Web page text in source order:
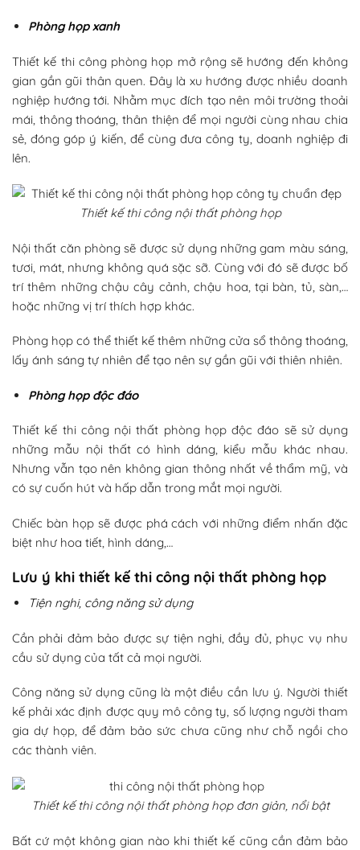
Phòng họp xanh
Thiết kế thi công phòng họp mở rộng sẽ hướng đến không
gian gần gũi thân quen. Đây là xu hướng được nhiều doanh
nghiệp hướng tới. Nhằm mục đích tạo nên môi trường thoải
mái, thông thoáng, thân thiện để mọi người cùng nhau chia
sẻ, đóng góp ý kiến, để cùng đưa công ty, doanh nghiệp đi
lên.
Thiết kế thi công nội thất phòng họp
Nội thất căn phòng sẽ được sử dụng những gam màu sáng,
tươi, mát, nhưng không quá sặc sỡ. Cùng với đó sẽ được bố
trí thêm những chậu cây cảnh, chậu hoa, tại bàn, tủ, sàn,…
hoặc những vị trí thích hợp khác.
Phòng họp có thể thiết kế thêm những cửa sổ thông thoáng,
lấy ánh sáng tự nhiên để tạo nên sự gần gũi với thiên nhiên.
Phòng họp độc đáo
Thiết kế thi công nội thất phòng họp độc đáo sẽ sử dụng
những mẫu nội thất có hình dáng, kiểu mẫu khác nhau.
Nhưng vẫn tạo nên không gian thông nhất về thẩm mỹ, và
có sự cuốn hút và hấp dẫn trong mắt mọi người.
Chiếc bàn họp sẽ được phá cách với những điểm nhấn đặc
biệt như hoa tiết, hình dáng,…
Lưu ý khi thiết kế thi công nội thất phòng họp
Tiện nghi, công năng sử dụng
Cần phải đảm bảo được sự tiện nghi, đầy đủ, phục vụ nhu
cầu sử dụng của tất cả mọi người.
Công năng sử dụng cũng là một điều cần lưu ý. Người thiết
kế phải xác định được quy mô công ty, số lượng người tham
gia dự họp, để đảm bảo sức chưa cũng như chỗ ngồi cho
các thành viên.
Thiết kế thi công nội thất phòng họp đơn giản, nổi bật
Bất cứ một không gian nào khi thiết kế cũng cần đảm bảo